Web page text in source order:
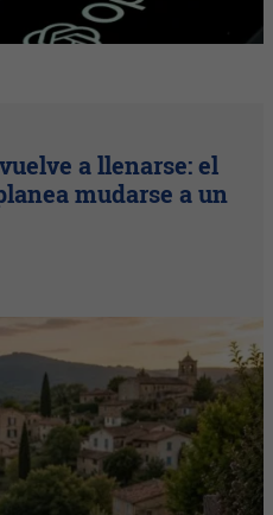
a llenarse: el
mudarse a un